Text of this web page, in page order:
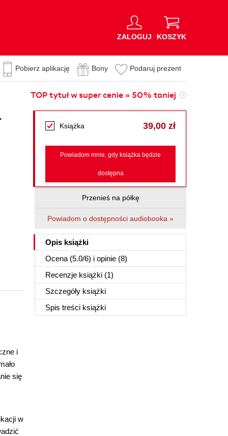
ZALOGUJ KOSZYK
Pobierz aplikację Bony Podaruj prezent
TOP tytuł w super cenie » 50% taniej
Książka 39,00 zł
Powiadom mnie, gdy książka będzie
dostępna
Przenieś na półkę
Powiadom o dostępności audiobooka »
Opis książki
Ocena (5.0/6) i opinie (8)
Recenzje książki (1)
Szczegóły książki
Spis treści książki
i
się
w